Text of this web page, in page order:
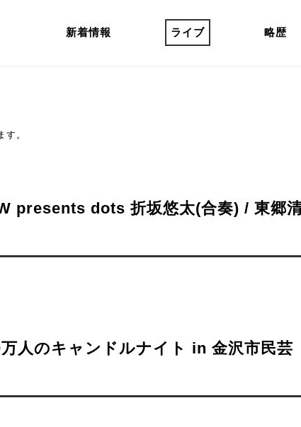
新着情報 ライブ 略歴
。
presents dots 折坂悠太(合奏) / 東郷
人のキャンドルナイト in 金沢市民芸